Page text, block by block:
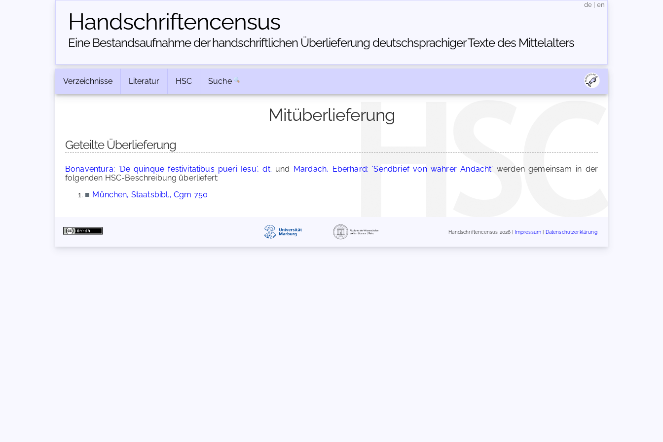
Handschriften­census
Eine Bestandsaufnahme der handschriftlichen Über­lieferung deutschsprachiger Texte des Mittelalters
de en
Verzeichnisse Literatur HSC Suche
Mitüberlieferung
Geteilte Überlieferung
Bonaventura: 'De quinque festivitatibus pueri Iesu', dt. und Mardach, Eberhard: 'Sendbrief von wahrer Andacht' werden gemeinsam in der
folgenden HSC-Beschreibung überliefert:
■ München, Staatsbibl., Cgm 750
Handschriftencensus 2026 | Impressum Datenschutzerklärung